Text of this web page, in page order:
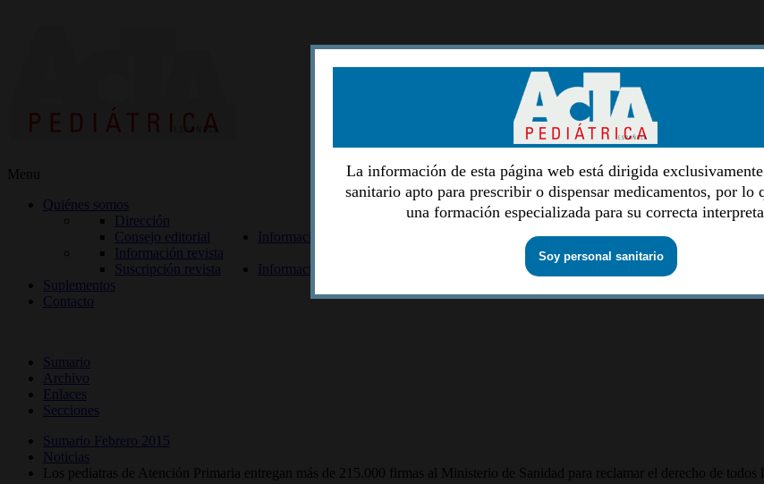
Menu
Quiénes somos
Dirección
Consejo editorial
Información lectores
Información revista
Suscripción revista
Información autores
Suplementos
Contacto
Sumario
Archivo
Enlaces
Secciones
Sumario Febrero 2015
Noticias
Los pediatras de Atención Primaria entregan más de 215.000 firmas al Ministerio de Sanidad para reclamar el derecho de
La información de esta página web está dirigida
sanitario apto para prescribir o dispensar medicamentos, por lo
una formación especializada para su correcta
Soy personal sanitario